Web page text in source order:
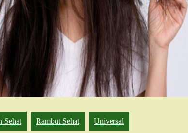
Sehat Rambut Sehat Universal